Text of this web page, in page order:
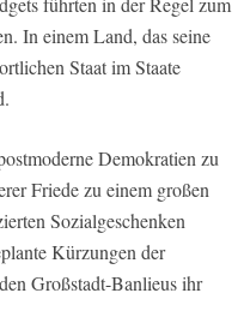
In einem Land, das seine
Staat im Staate
Demokratien zu
Friede zu einem großen
Sozialgeschenken
Kürzungen der
Großstadt-Banlieus ihr